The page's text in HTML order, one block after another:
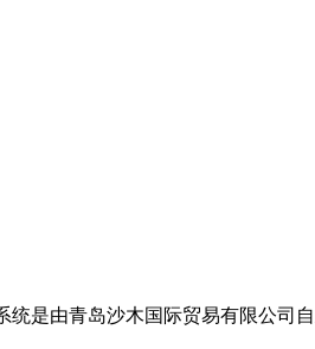
统是由青岛沙木国际贸易有限公司